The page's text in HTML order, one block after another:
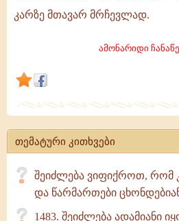
კარზე მთავარ მრჩევლად.
ამონარიდი
თემატური კითხვები
შეიძლება ვიფიქროთ, რომ
და წარმართები
1483. შეიძლება ადამიანი